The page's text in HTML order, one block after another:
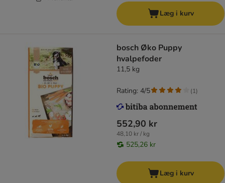
Læg i kurv
bosch Øko Puppy
hvalpefoder
11,5 kg
552,90 kr
48,10 kr / kg
525,26 kr
Rating: 4/5 (1)
Læg i kurv